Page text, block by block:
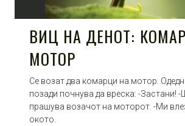
ВИЦ НА ДЕНОТ:
МОТОР
Се возат два комарци на мотор.
позади почнува да вреска: -Застани! -
прашува возачот на моторот. -Ми
окото.